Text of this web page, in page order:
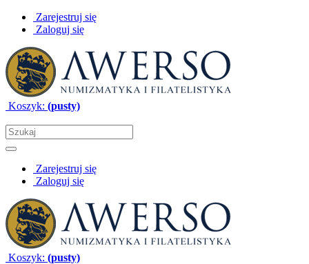
Zarejestruj się
Zaloguj się
Koszyk: (pusty)
Zarejestruj się
Zaloguj się
Koszyk: (pusty)